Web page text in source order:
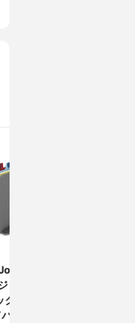
ジョセ
ョセフ)
クス付まな板
ンス2.0